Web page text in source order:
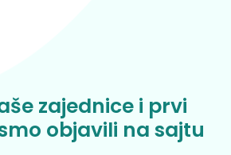
zajednice i prvi
objavili na sajtu